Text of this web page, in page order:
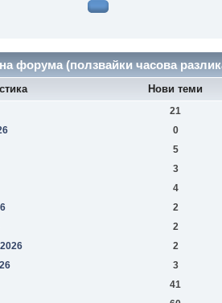
форума (ползвайки часова
Нови теми
21
0
5
3
4
2
2
2
3
41